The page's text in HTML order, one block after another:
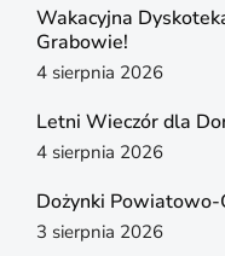
Wakacyjna
Grabowie!
4 sierpnia 2026
Letni Wieczór dla
4 sierpnia 2026
Dożynki
3 sierpnia 2026